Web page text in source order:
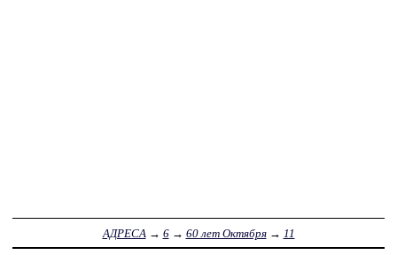
АДРЕСА → 6→ 60 лет Октября→ 11